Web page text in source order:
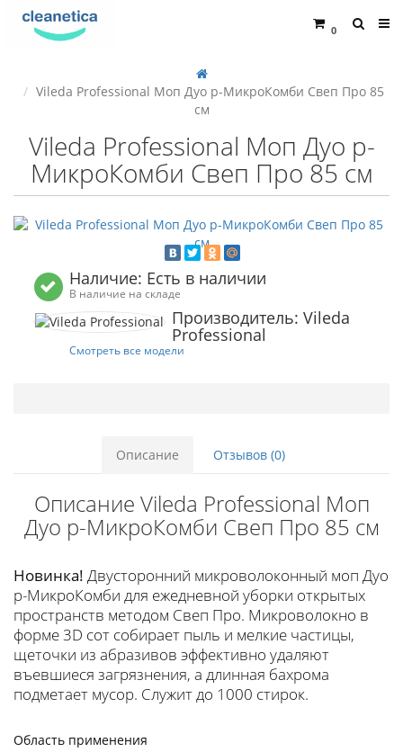
0
Vileda Professional Моп Дуо р-МикроКомби Свеп Про 85
см
Vileda Professional Моп Дуо р-
МикроКомби Свеп Про 85 см
Наличие: Есть в наличии
В наличие на складе
Производитель: Vileda
Professional
Смотреть все модели
Описание Отзывов (0)
Описание Vileda Professional Моп
Дуо р-МикроКомби Свеп Про 85 см
Новинка! Двусторонний микроволоконный моп Дуо
р-МикроКомби для ежедневной уборки открытых
пространств методом Свеп Про. Микроволокно в
форме 3D сот собирает пыль и мелкие частицы,
щеточки из абразивов эффективно удаляют
въевшиеся загрязнения, а длинная бахрома
подметает мусор. Служит до 1000 стирок.
Область применения